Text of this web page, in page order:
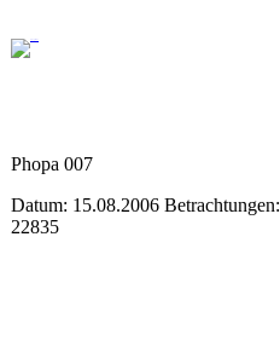
Phopa 007
Datum: 15.08.2006 Betrachtungen:
22835